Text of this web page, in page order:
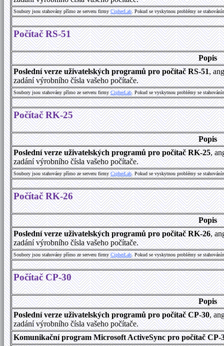
Soubory jsou stahovány přímo ze serveru firmyCipherLab. Pokud se vyskytnou problémy se
Počítač RS-51
Popis
Poslední verze uživatelských programů pro počítač RS-51,
zadání výrobního čísla vašeho počítače.
Soubory jsou stahovány přímo ze serveru firmyCipherLab. Pokud se vyskytnou problémy se
Počítač RK-25
Popis
Poslední verze uživatelských programů pro počítač RK-25,
zadání výrobního čísla vašeho počítače.
Soubory jsou stahovány přímo ze serveru firmyCipherLab. Pokud se vyskytnou problémy se
Počítač RK-26
Popis
Poslední verze uživatelských programů pro počítač RK-26,
zadání výrobního čísla vašeho počítače.
Soubory jsou stahovány přímo ze serveru firmyCipherLab. Pokud se vyskytnou problémy se
Počítač CP-30
Popis
Poslední verze uživatelských programů pro počítač CP-30,
zadání výrobního čísla vašeho počítače.
Komunikační program Microsoft ActiveSync pro počítač CP-